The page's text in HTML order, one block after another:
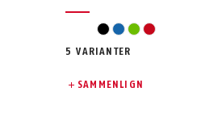
sortblågrøn
rød
5 VARIANTER
SAMMENLIGN